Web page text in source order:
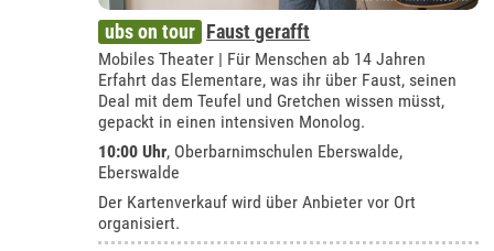
ubs on tour Faust gerafft
Mobiles Theater | Für Menschen ab 14 Jahren
Erfahrt das Elementare, was ihr über Faust, seinen
Deal mit dem Teufel und Gretchen wissen müsst,
gepackt in einen intensiven Monolog.
10:00 Uhr, Oberbarnimschulen Eberswalde,
Eberswalde
Der Kartenverkauf wird über Anbieter vor Ort
organisiert.